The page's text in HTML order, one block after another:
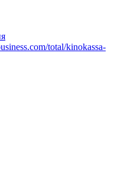
total/kinokassa-